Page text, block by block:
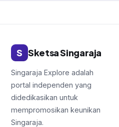
S Sketsa Singaraja
Singaraja Explore adalah
portal independen yang
didedikasikan untuk
mempromosikan keunikan
Singaraja.